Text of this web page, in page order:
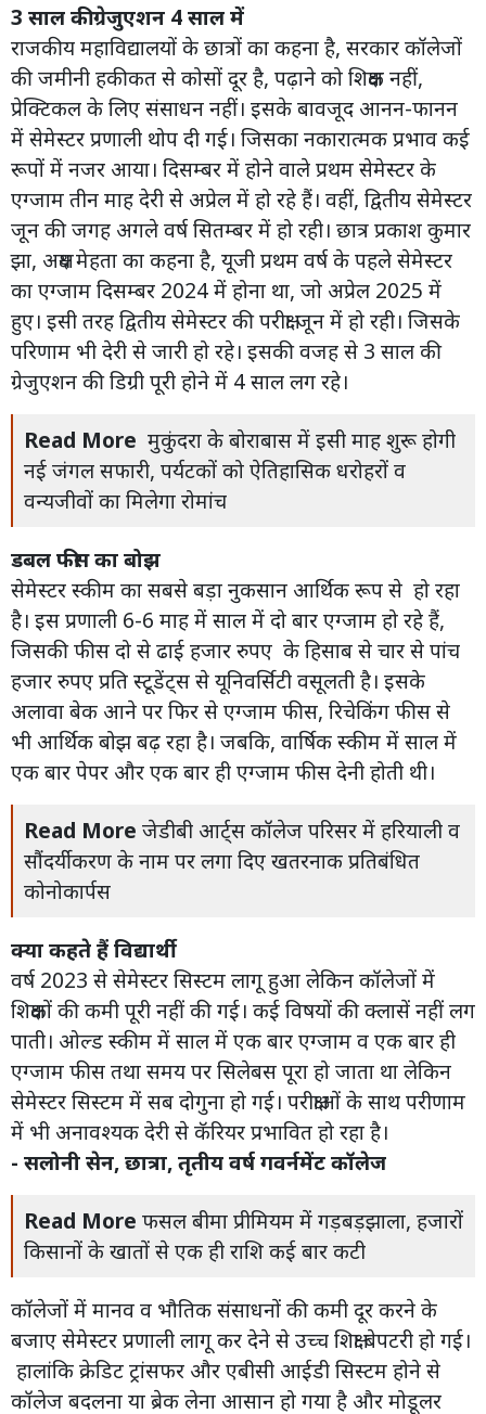
3 साल की ग्रेजुएशन 4 साल में
राजकीय महाविद्यालयों के छात्रों का कहना है, सरकार कॉलेजों
की जमीनी हकीकत से कोसों दूर है, पढ़ाने को शिक्षक नहीं,
प्रेक्टिकल के लिए संसाधन नहीं। इसके बावजूद आनन-फानन
में सेमेस्टर प्रणाली थोप दी गई। जिसका नकारात्मक प्रभाव कई
रूपों में नजर आया। दिसम्बर में होने वाले प्रथम सेमेस्टर के
एग्जाम तीन माह देरी से अप्रेल में हो रहे हैं। वहीं, द्वितीय सेमेस्टर
जून की जगह अगले वर्ष सितम्बर में हो रही। छात्र प्रकाश कुमार
झा, अक्षय मेहता का कहना है, यूजी प्रथम वर्ष के पहले सेमेस्टर
का एग्जाम दिसम्बर 2024 में होना था, जो अप्रेल 2025 में
हुए। इसी तरह द्वितीय सेमेस्टर की परीक्षा जून में हो रही। जिसके
परिणाम भी देरी से जारी हो रहे। इसकी वजह से 3 साल की
ग्रेजुएशन की डिग्री पूरी होने में 4 साल लग रहे।
Read More मुकुंदरा के बोराबास में इसी माह शुरू होगी
नई जंगल सफारी, पर्यटकों को ऐतिहासिक धरोहरों व
वन्यजीवों का मिलेगा रोमांच
डबल फीस का बोझ
सेमेस्टर स्कीम का सबसे बड़ा नुकसान आर्थिक रूप से हो रहा
है। इस प्रणाली 6-6 माह में साल में दो बार एग्जाम हो रहे हैं,
जिसकी फीस दो से ढाई हजार रुपए के हिसाब से चार से पांच
हजार रुपए प्रति स्टूडेंट्स से यूनिवर्सिटी वसूलती है। इसके
अलावा बेक आने पर फिर से एग्जाम फीस, रिचेकिंग फीस से
भी आर्थिक बोझ बढ़ रहा है। जबकि, वार्षिक स्कीम में साल में
एक बार पेपर और एक बार ही एग्जाम फीस देनी होती थी।
Read More जेडीबी आर्ट्स कॉलेज परिसर में हरियाली व
सौंदर्यीकरण के नाम पर लगा दिए खतरनाक प्रतिबंधित
कोनोकार्पस
क्या कहते हैं विद्यार्थी
वर्ष 2023 से सेमेस्टर सिस्टम लागू हुआ लेकिन कॉलेजों में
शिक्षकों की कमी पूरी नहीं की गई। कई विषयों की क्लासें नहीं लग
पाती। ओल्ड स्कीम में साल में एक बार एग्जाम व एक बार ही
एग्जाम फीस तथा समय पर सिलेबस पूरा हो जाता था लेकिन
सेमेस्टर सिस्टम में सब दोगुना हो गई। परीक्षाओं के साथ परीणाम
में भी अनावश्यक देरी से कॅरियर प्रभावित हो रहा है।
- सलोनी सेन, छात्रा, तृतीय वर्ष गवर्नमेंट कॉलेज
Read More फसल बीमा प्रीमियम में गड़बड़झाला, हजारों
किसानों के खातों से एक ही राशि कई बार कटी
कॉलेजों में मानव व भौतिक संसाधनों की कमी दूर करने के
बजाए सेमेस्टर प्रणाली लागू कर देने से उच्च शिक्षा बेपटरी हो गई।
हालांकि क्रेडिट ट्रांसफर और एबीसी आईडी सिस्टम होने से
कॉलेज बदलना या ब्रेक लेना आसान हो गया है और मोडूलर